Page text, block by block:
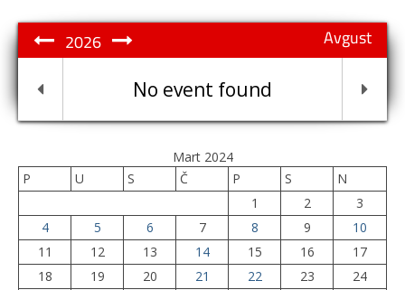
Avgust
2026
No event found
Mart 2024
P
U S Č P S
N
1
2
3
4
5 6 7 8 9
10
11
12 13 14 15 16
17
18
19 20 21 22 23
24